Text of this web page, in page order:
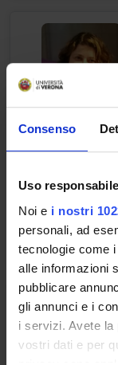
Consenso
Uso
Noi e i nostri
personali, ad
tecnologie come
alle informazioni
pubblicare
gli annunci e i
i servizi. Avete
vostri dati e per